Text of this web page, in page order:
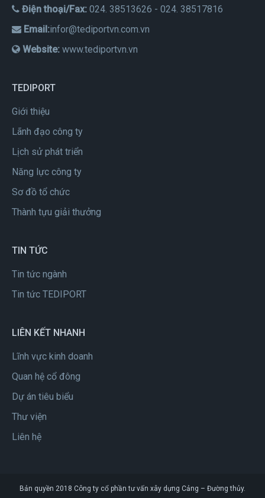
Điện thoại/Fax: 024. 38513626 - 024. 38517816
Email:infor@tediportvn.com.vn
Website: www.tediportvn.vn
TEDIPORT
Giới thiệu
Lãnh đạo công ty
Lịch sử phát triển
Năng lực công ty
Sơ đồ tổ chức
Thành tựu giải thưởng
TIN TỨC
Tin tức ngành
Tin tức TEDIPORT
LIÊN KẾT NHANH
Lĩnh vực kinh doanh
Quan hệ cổ đông
Dự án tiêu biểu
Thư viện
Liên hệ
Bản quyền 2018 Công ty cổ phần t­ư vấn xây dựng Cảng – Đường thủy.